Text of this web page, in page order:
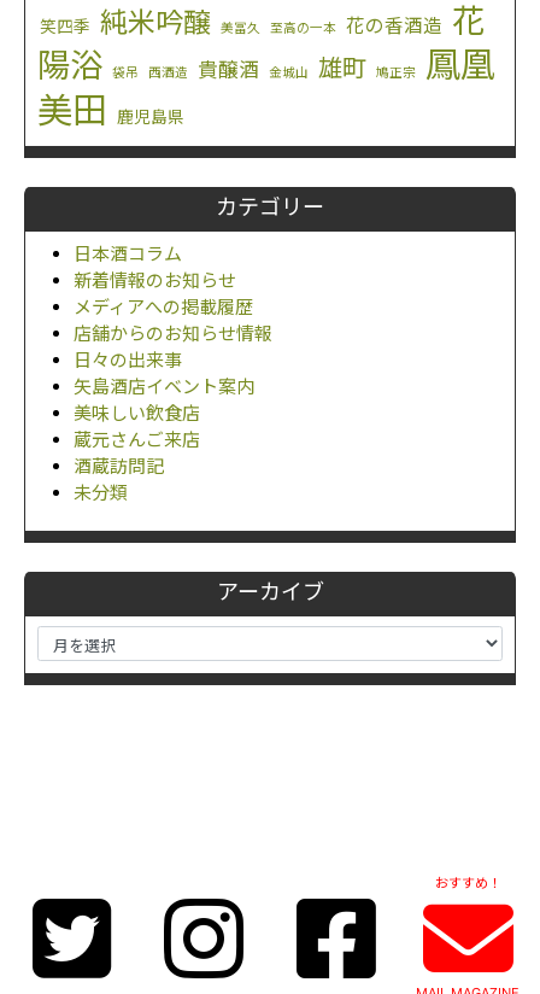
笑四季 純米吟醸 美冨久 至高の一本 花の香酒造 花
陽浴
袋吊 西酒造 貴醸酒 金城山 雄町 鳩正宗
鳳凰
美田
鹿児島県
カテゴリー
日本酒コラム
新着情報のお知らせ
メディアへの掲載履歴
店舗からのお知らせ情報
日々の出来事
矢島酒店イベント案内
美味しい飲食店
蔵元さんご来店
酒蔵訪問記
未分類
アーカイブ
おすすめ！